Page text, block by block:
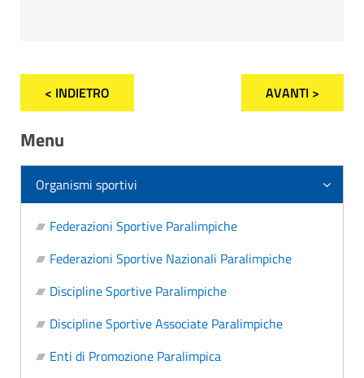
< INDIETRO AVANTI >
Menu
Organismi sportivi
Federazioni Sportive Paralimpiche
Federazioni Sportive Nazionali Paralimpiche
Discipline Sportive Paralimpiche
Discipline Sportive Associate Paralimpiche
Enti di Promozione Paralimpica